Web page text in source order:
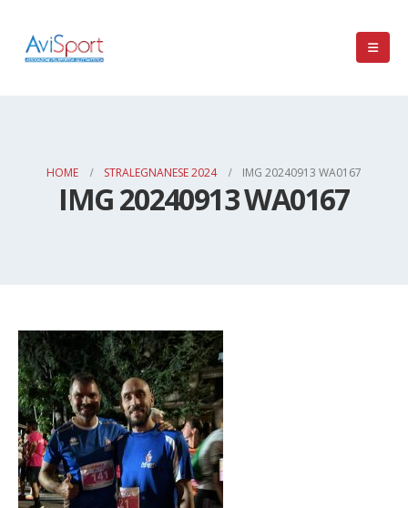
HOME STRALEGNANESE 2024 IMG 20240913 WA0167
IMG 20240913 WA0167